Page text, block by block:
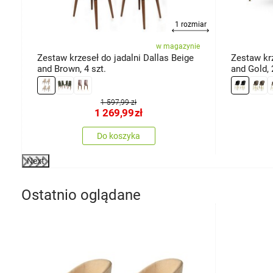
1 rozmiar
w magazynie
Zestaw krzeseł do jadalni Dallas Beige
and Brown, 4 szt.
1 597,99 zł
1 269,99zł
Do koszyka
Zestaw
and Gold,
Next
Ostatnio oglądane